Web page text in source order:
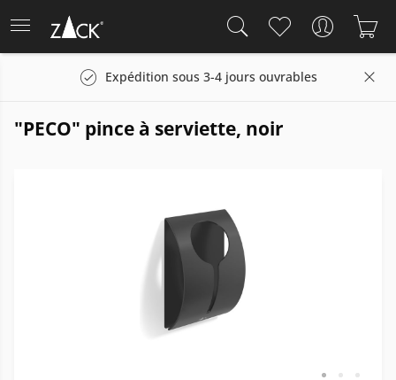
Expédition sous 3-4 jours ouvrables
"PECO" pince à serviette, noir